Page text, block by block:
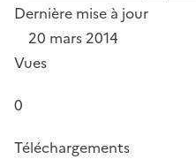
Dernière mise à jour
20 mars 2014
Vues
0
Téléchargements